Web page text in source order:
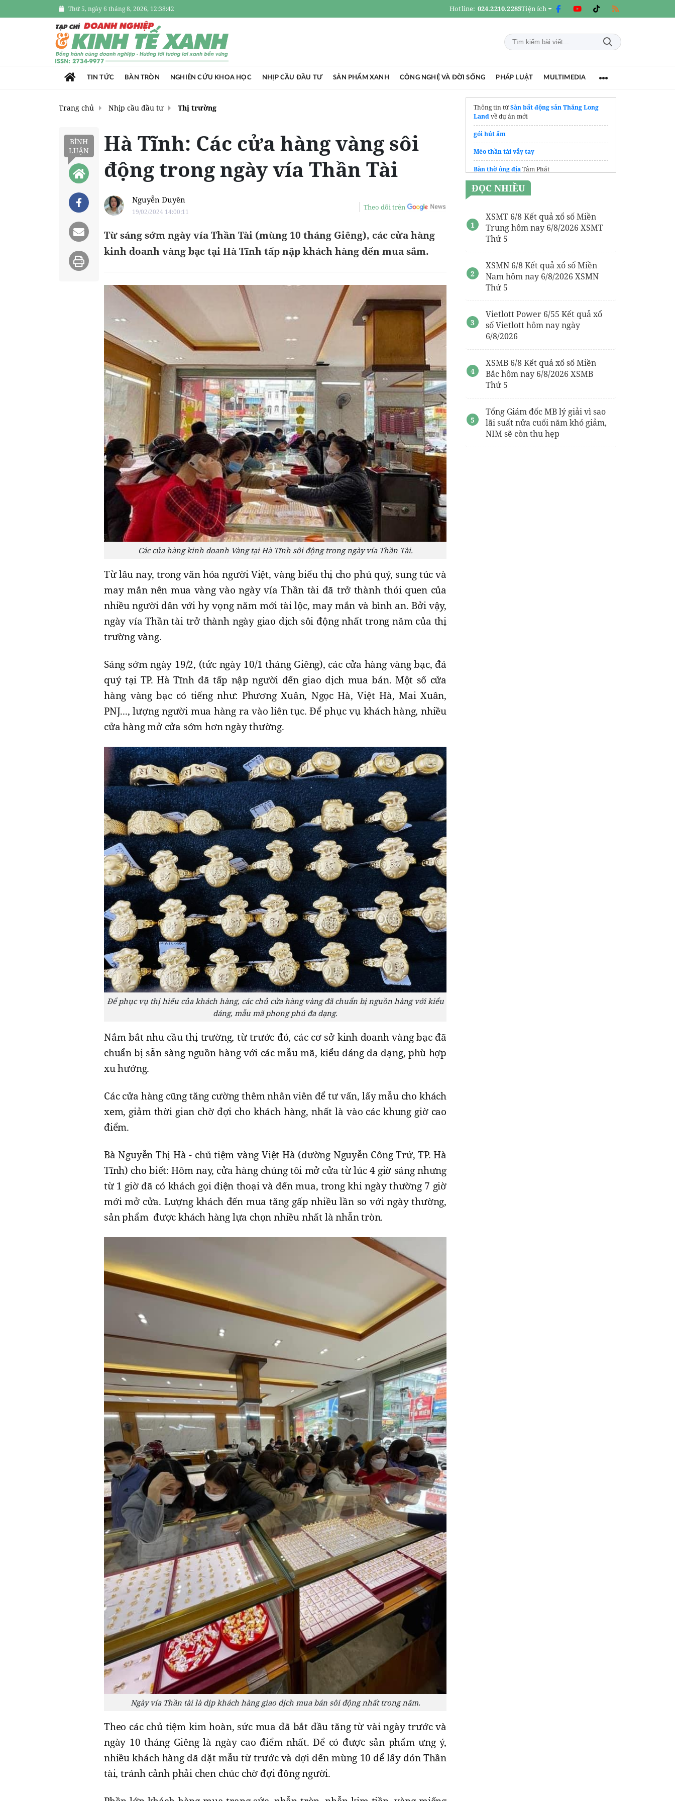
Thứ 5, ngày 6 tháng 8, 2026, 12:38:43 Hotline: 024.2210.2285Tiện ích
TIN TỨC BÀN TRÒN NGHIÊN CỨU KHOA HỌC NHỊP CẦU ĐẦU TƯ SẢN PHẨM XANH CÔNG NGHỆ VÀ ĐỜI SỐNG PHÁP LUẬT MULTIMEDIA
Trang chủ Nhịp cầu đầu tư Thị trường
BÌNH
LUẬN
Hà Tĩnh: Các cửa hàng vàng sôi
động trong ngày vía Thần Tài
Nguyễn Duyên
19/02/2024 14:00:11
Theo dõi trên
Từ sáng sớm ngày vía Thần Tài (mùng 10 tháng Giêng), các cửa hàng
kinh doanh vàng bạc tại Hà Tĩnh tấp nập khách hàng đến mua sắm.
Các của hàng kinh doanh Vàng tại Hà Tĩnh sôi động trong ngày vía Thần Tài.
Từ lâu nay, trong văn hóa người Việt, vàng biểu thị cho phú quý, sung túc và
may mắn nên mua vàng vào ngày vía Thần tài đã trở thành thói quen của
nhiều người dân với hy vọng năm mới tài lộc, may mắn và bình an. Bởi vậy,
ngày vía Thần tài trở thành ngày giao dịch sôi động nhất trong năm của thị
trường vàng.
Sáng sớm ngày 19/2, (tức ngày 10/1 tháng Giêng), các cửa hàng vàng bạc, đá
quý tại TP. Hà Tĩnh đã tấp nập người đến giao dịch mua bán. Một số cửa
hàng vàng bạc có tiếng như: Phương Xuân, Ngọc Hà, Việt Hà, Mai Xuân,
PNJ..., lượng người mua hàng ra vào liên tục. Để phục vụ khách hàng, nhiều
cửa hàng mở cửa sớm hơn ngày thường.
Để phục vụ thị hiếu của khách hàng, các chủ cửa hàng vàng đã chuẩn bị nguồn hàng với kiểu
dáng, mẫu mã phong phú đa dạng.
Nắm bắt nhu cầu thị trường, từ trước đó, các cơ sở kinh doanh vàng bạc đã
chuẩn bị sẵn sàng nguồn hàng với các mẫu mã, kiểu dáng đa dạng, phù hợp
xu hướng.
Các cửa hàng cũng tăng cường thêm nhân viên để tư vấn, lấy mẫu cho khách
xem, giảm thời gian chờ đợi cho khách hàng, nhất là vào các khung giờ cao
điểm.
Bà Nguyễn Thị Hà - chủ tiệm vàng Việt Hà (đường Nguyễn Công Trứ, TP. Hà
Tĩnh) cho biết: Hôm nay, cửa hàng chúng tôi mở cửa từ lúc 4 giờ sáng nhưng
từ 1 giờ đã có khách gọi điện thoại và đến mua, trong khi ngày thường 7 giờ
mới mở cửa. Lượng khách đến mua tăng gấp nhiều lần so với ngày thường,
sản phẩm được khách hàng lựa chọn nhiều nhất là nhẫn tròn.
Ngày vía Thần tài là dịp khách hàng giao dịch mua bán sôi động nhất trong năm.
Theo các chủ tiệm kim hoàn, sức mua đã bắt đầu tăng từ vài ngày trước và
ngày 10 tháng Giêng là ngày cao điểm nhất. Để có được sản phẩm ưng ý,
nhiều khách hàng đã đặt mẫu từ trước và đợi đến mùng 10 để lấy đón Thần
tài, tránh cảnh phải chen chúc chờ đợi đông người.
Thông tin từSàn bất động sản Thăng Long
Landvề dự án mới
gói hút ẩm
Mèo thần tài vẫy tay
Bàn thờ ông địaTâm Phát
ĐỌC NHIỀU
XSMT 6/8 Kết quả xổ số Miền
Trung hôm nay 6/8/2026 XSMT
Thứ 5
XSMN 6/8 Kết quả xổ số Miền
Nam hôm nay 6/8/2026 XSMN
Thứ 5
Vietlott Power 6/55 Kết quả xổ
số Vietlott hôm nay ngày
6/8/2026
XSMB 6/8 Kết quả xổ số Miền
Bắc hôm nay 6/8/2026 XSMB
Thứ 5
Tổng Giám đốc MB lý giải vì sao
lãi suất nửa cuối năm khó giảm,
NIM sẽ còn thu hẹp